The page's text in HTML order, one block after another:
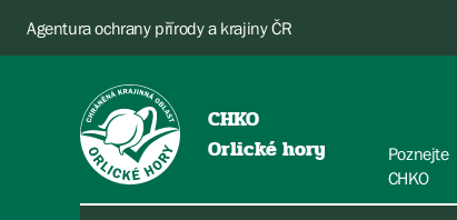
Agentura ochrany přírody a krajiny ČR
CHKO
Orlické hory
Poznejte
CHKO